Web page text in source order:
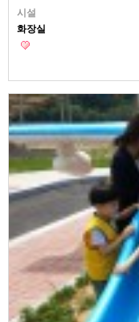
시설
화장실